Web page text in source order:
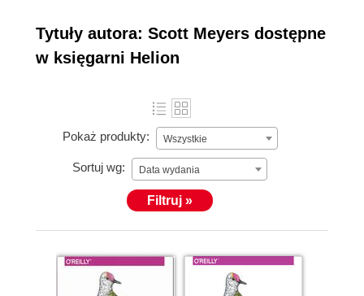
Tytuły autora: Scott Meyers dostępne
w księgarni Helion
Pokaż produkty: Wszystkie
Sortuj wg: Data wydania
Filtruj »